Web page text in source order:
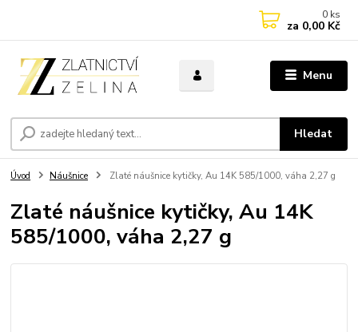
Menu
Hledat
0 ks
za 0,00 Kč
Úvod Náušnice Zlaté náušnice kytičky, Au 14K 585/1000, váha 2,27 g
Zlaté náušnice kytičky, Au 14K
585/1000, váha 2,27 g